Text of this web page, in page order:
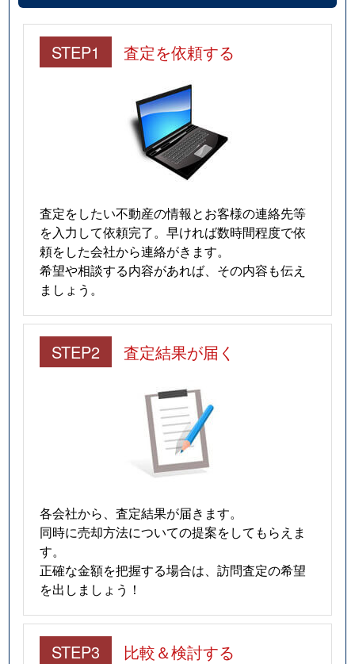
STEP1 査定を依頼する
査定をしたい不動産の情報とお客様の連絡先等
を入力して依頼完了。早ければ数時間程度で依
頼をした会社から連絡がきます。
希望や相談する内容があれば、その内容も伝え
ましょう。
STEP2 査定結果が届く
各会社から、査定結果が届きます。
同時に売却方法についての提案をしてもらえま
す。
正確な金額を把握する場合は、訪問査定の希望
を出しましょう！
STEP3 比較＆検討する